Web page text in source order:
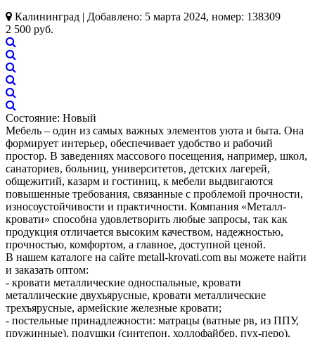
Калининград | Добавлено: 5 марта 2024, номер: 138309
2 500 руб.
Состояние: Новый
Мебель – один из самых важных элементов уюта и быта. Она
формирует интерьер, обеспечивает удобство и рабочий
простор. В заведениях массового посещения, например, школ,
санаториев, больниц, университетов, детских лагерей,
общежитий, казарм и гостиниц, к мебели выдвигаются
повышенные требования, связанные с проблемой прочности,
износоустойчивости и практичности. Компания «Металл-
кровати» способна удовлетворить любые запросы, так как
продукция отличается высоким качеством, надежностью,
прочностью, комфортом, а главное, доступной ценой.
В нашем каталоге на сайте metall-krovati.com вы можете найти
и заказать оптом:
- кровати металлические односпальные, кровати
металлические двухъярусные, кровати металлические
трехъярусные, армейские железные кровати;
- постельные принадлежности: матрацы (ватные рв, из ППУ,
пружинные), подушки (синтепон, холлофайбер, пух-перо),